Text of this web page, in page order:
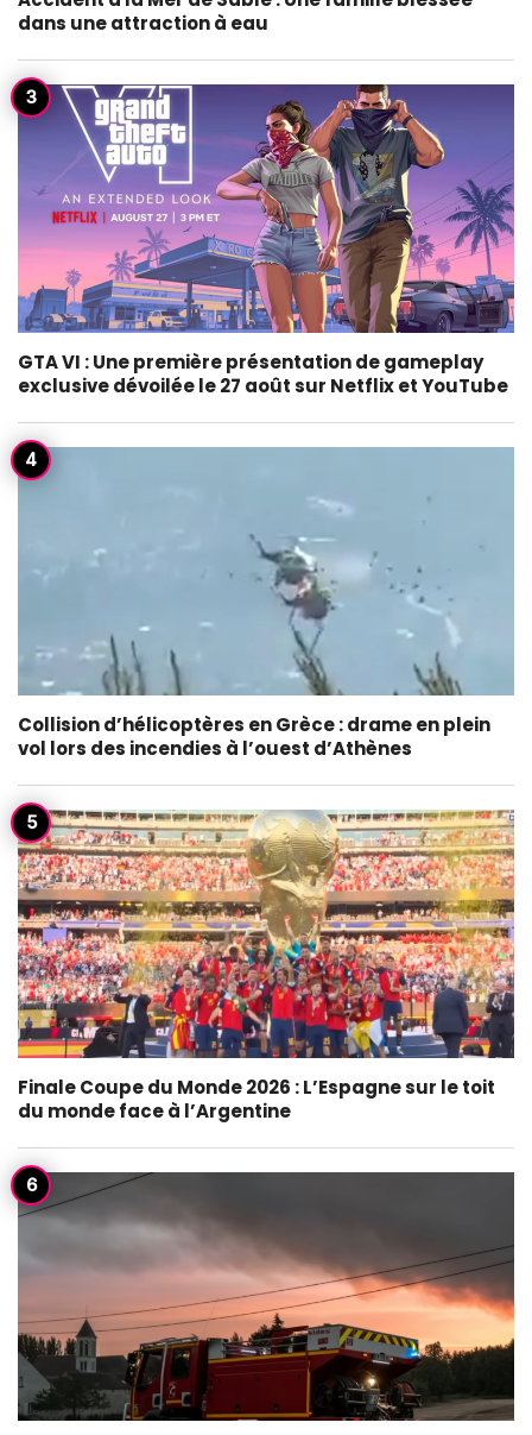
dans une attraction à eau
GTA VI : Une première présentation de gameplay
exclusive dévoilée le 27 août sur Netflix et YouTube
Collision d’hélicoptères en Grèce : drame en plein
vol lors des incendies à l’ouest d’Athènes
Finale Coupe du Monde 2026 : L’Espagne sur le toit
du monde face à l’Argentine